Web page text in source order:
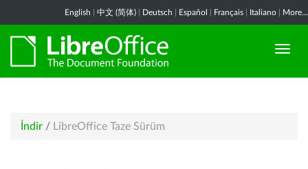
English 中文 (简体) Deutsch Español Français Italiano More...
İndir / LibreOffice Taze Sürüm